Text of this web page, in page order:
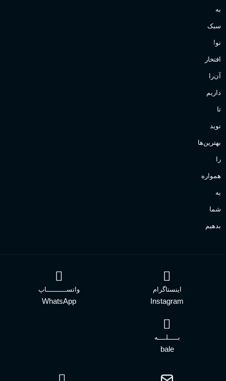
به
سبک
نو!
افتخار
آن‌را
داریم
تا
نوید
بهترین‌ها
را
همواره
به
شما
بدهیم
اینستاگرام
Instagram
واتســــــــــاپ
WhatsApp
بـــــلــــه
bale